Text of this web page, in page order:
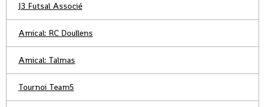
J3 Futsal Associé
Amical: RC Doullens
Amical: Talmas
Tournoi Team5